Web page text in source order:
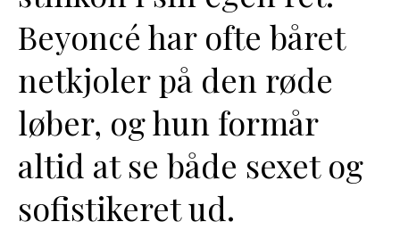
Beyoncé har ofte båret
netkjoler på den røde
løber, og hun formår
altid at se både sexet og
sofistikeret ud.